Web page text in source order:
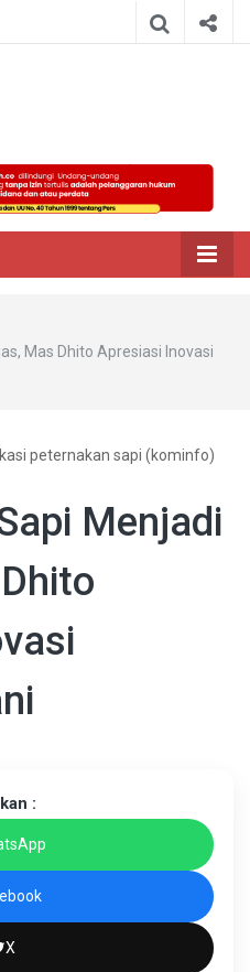
Mas Dhito Apresiasi Inovasi
peternakan sapi (kominfo)
Menjadi
:
X